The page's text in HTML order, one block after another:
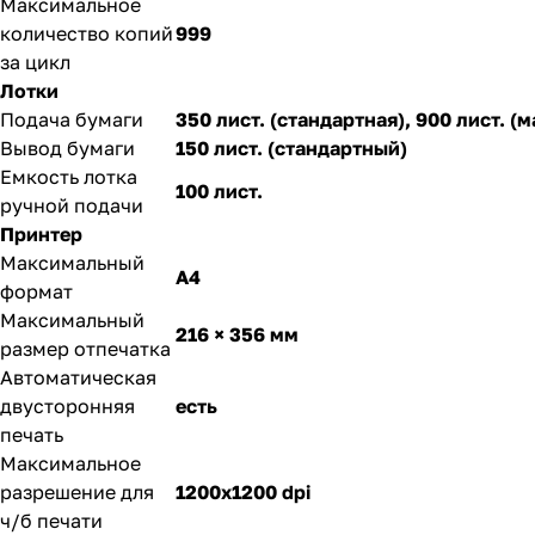
Максимальное
количество копий
за цикл
999
Лотки
Подача бумаги
350 лист. (стандартная), 900 лист.
Вывод бумаги
150 лист. (стандартный)
Емкость лотка
ручной подачи
100 лист.
Принтер
Максимальный
формат
A4
Максимальный
размер отпечатка
216 × 356 мм
Автоматическая
двусторонняя
печать
есть
Максимальное
разрешение для
ч/б печати
1200x1200 dpi